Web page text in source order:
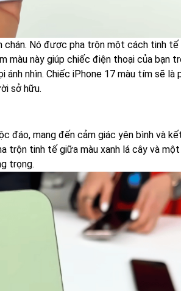
chán. Nó được pha trộn một cách tinh
màu này giúp chiếc điện thoại của bạn
nhìn. Chiếc iPhone 17 màu tím sẽ là
sở hữu.
đáo, mang đến cảm giác yên bình và
trộn tinh tế giữa màu xanh lá cây và
trọng.